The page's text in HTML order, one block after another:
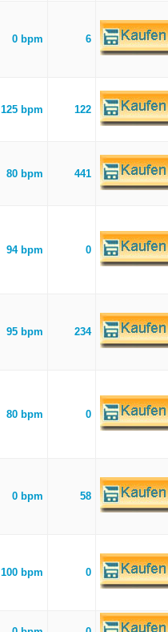
0 bpm 6
125 bpm 122
80 bpm 441
94 bpm 0
95 bpm 234
80 bpm 0
0 bpm 58
100 bpm 0